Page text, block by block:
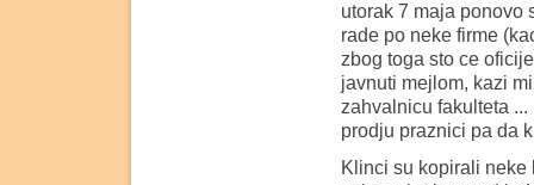
utorak 7 maja ponovo
rade po neke firme
zbog toga sto ce
javnuti mejlom, kazi
zahvalnicu fakulteta
prodju praznici pa da
Klinci su kopirali